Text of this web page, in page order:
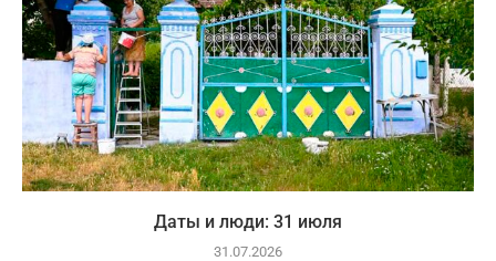
Даты и люди: 31 июля
31.07.2026